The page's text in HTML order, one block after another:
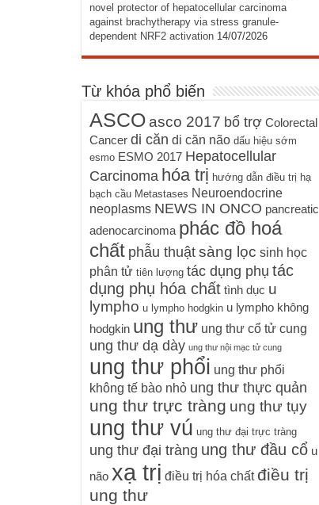
novel protector of hepatocellular carcinoma
against brachytherapy via stress granule-
dependent NRF2 activation 14/07/2026
Từ khóa phổ biến
ASCO asco 2017 bổ trợ Colorectal
Cancer di căn di căn não dấu hiệu sớm
esmo ESMO 2017 Hepatocellular
Carcinoma hóa trị hướng dẫn điều trị hạ
bạch cầu Metastases Neuroendocrine
neoplasms NEWS IN ONCO pancreatic
adenocarcinoma phác đồ hoá
chất phẫu thuật sàng lọc sinh học
phân tử tiên lượng tác dụng phụ tác
dụng phụ hóa chất tình dục u
lympho u lympho hodgkin u lympho không
hodgkin ung thư ung thư cổ tử cung
ung thư dạ dày ung thư nội mạc tử cung
ung thư phổi ung thư phổi
không tế bào nhỏ ung thư thực quản
ung thư trực tràng ung thư tụy
ung thư vú ung thư đại trực tràng
ung thư đại tràng ung thư đầu cổ u
não xạ trị điều trị hóa chất điều trị
ung thư